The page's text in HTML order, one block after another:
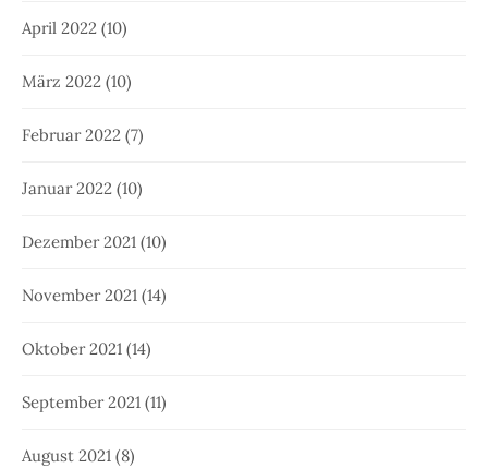
April 2022 (10)
März 2022 (10)
Februar 2022 (7)
Januar 2022 (10)
Dezember 2021 (10)
November 2021 (14)
Oktober 2021 (14)
September 2021 (11)
August 2021 (8)